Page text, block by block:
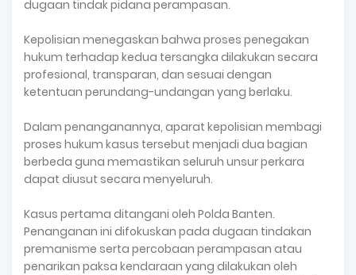
dugaan tindak pidana perampasan.
Kepolisian menegaskan bahwa proses penegakan
hukum terhadap kedua tersangka dilakukan secara
profesional, transparan, dan sesuai dengan
ketentuan perundang-undangan yang berlaku.
Dalam penanganannya, aparat kepolisian membagi
proses hukum kasus tersebut menjadi dua bagian
berbeda guna memastikan seluruh unsur perkara
dapat diusut secara menyeluruh.
Kasus pertama ditangani oleh Polda Banten.
Penanganan ini difokuskan pada dugaan tindakan
premanisme serta percobaan perampasan atau
penarikan paksa kendaraan yang dilakukan oleh